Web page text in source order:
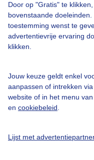
Door op "Gratis" te
bovenstaande
toestemming wenst te
advertentievrije ervaring
klikken.
Jouw keuze geldt enkel
aanpassen of intrekken
website of in het menu
en cookiebeleid
Lijst met
Contact
Toegankelijkheid
Buienradar Team
Privacy beleid
Cookie beleid
Gratis weerdata